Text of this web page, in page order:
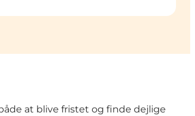
at blive fristet og finde dejlige